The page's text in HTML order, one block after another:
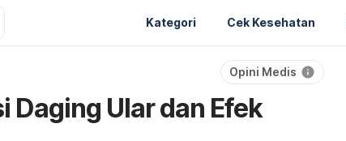
Kategori Cek Kesehatan
Opini Medis
Daging Ular dan Efek